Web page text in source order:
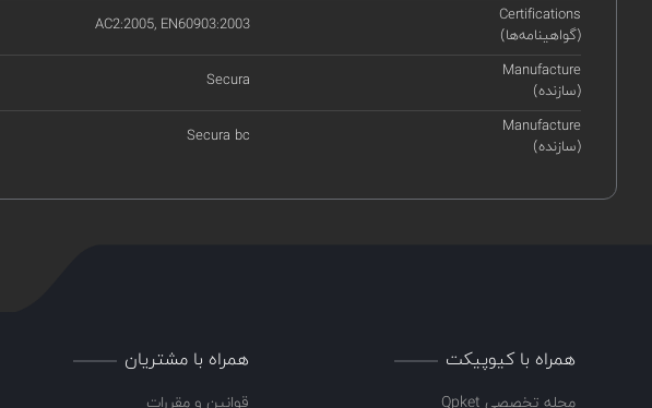
Certifications
(گواهینامه‌ها)
AC2:2005, EN60903:2003
Manufacture
(سازنده)
Secura
Manufacture
(سازنده)
Secura bc
همراه با کیوپیکت
مجله تخصصی Qpket
همراه با مشتریان
قوانین و مقررات